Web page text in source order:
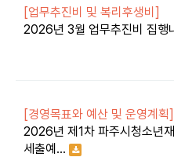
[업무추진비 및 복리후생비]
2026년 3월 업무추진비 집행
[경영목표와 예산 및 운영계획]
2026년 제1차 파주시청소년
세출예…